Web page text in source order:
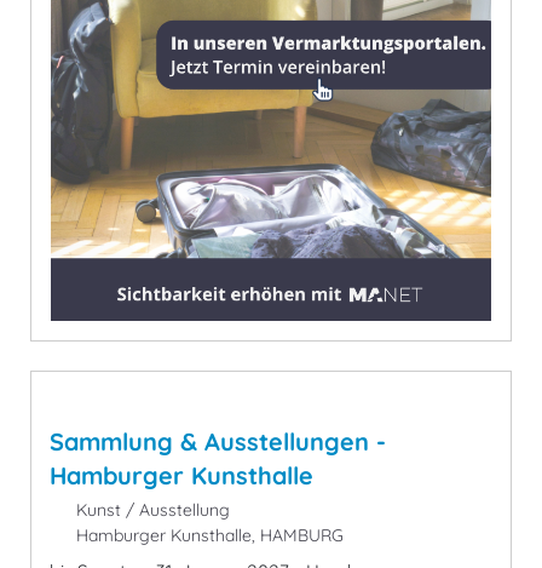
Sammlung & Ausstellungen -
Hamburger Kunsthalle
Kunst / Ausstellung
Hamburger Kunsthalle, HAMBURG